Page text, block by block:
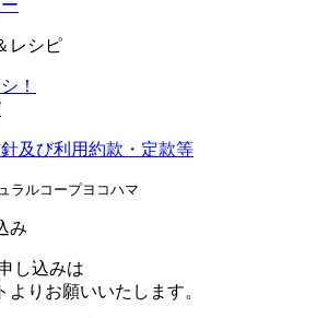
レシピ
！
及び利用約款・定款等
ラルコープヨコハマ
み
し込みは
りお願いいたします。